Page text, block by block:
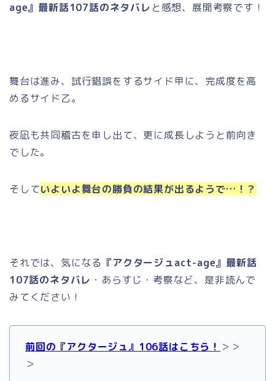
age』最新話107話のネタバレと感想、展開考察です！
舞台は進み、試行錯誤をするサイド甲に、完成度を高
めるサイド乙。
夜凪も共同稽古を申し出て、更に成長しようと前向き
でした。
そしていよいよ舞台の勝負の結果が出るようで…！？
それでは、気になる 『アクタージュact-age』最新話
107話のネタバレ ・あらすじ・考察など、是非読んで
みてください！
前回の『アクタージュ』106話はこちら！ ＞＞
＞